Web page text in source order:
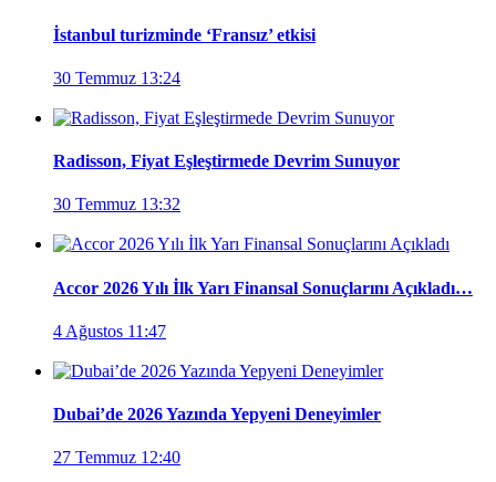
İstanbul turizminde ‘Fransız’ etkisi
30 Temmuz 13:24
Radisson, Fiyat Eşleştirmede Devrim Sunuyor
30 Temmuz 13:32
Accor 2026 Yılı İlk Yarı Finansal Sonuçlarını Açıkladı…
4 Ağustos 11:47
Dubai’de 2026 Yazında Yepyeni Deneyimler
27 Temmuz 12:40